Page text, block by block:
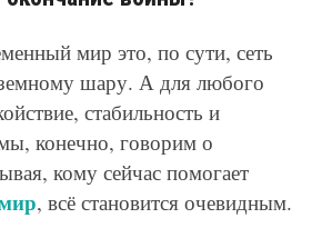
мир это, по сути, сеть
шару. А для любого
стабильность и
конечно, говорим о
кому сейчас помогает
, всё становится очевидным.